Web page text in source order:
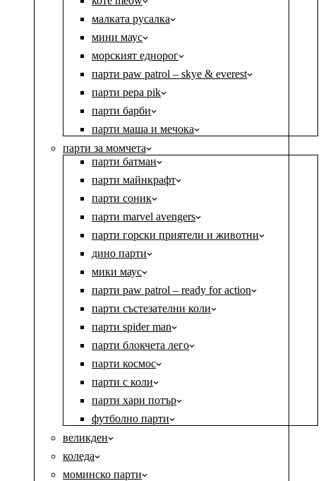
малката русалка
мини маус
морският еднорог
парти paw patrol – skye & everest
парти pepa pik
парти барби
парти маша и мечока
парти за момчета
парти батман
парти майнкрафт
парти соник
парти marvel avengers
парти горски приятели и животни
дино парти
мики маус
парти paw patrol – ready for action
парти състезателни коли
парти spider man
парти блокчета лего
парти космос
парти с коли
парти хари потър
футболно парти
великден
коледа
моминско парти